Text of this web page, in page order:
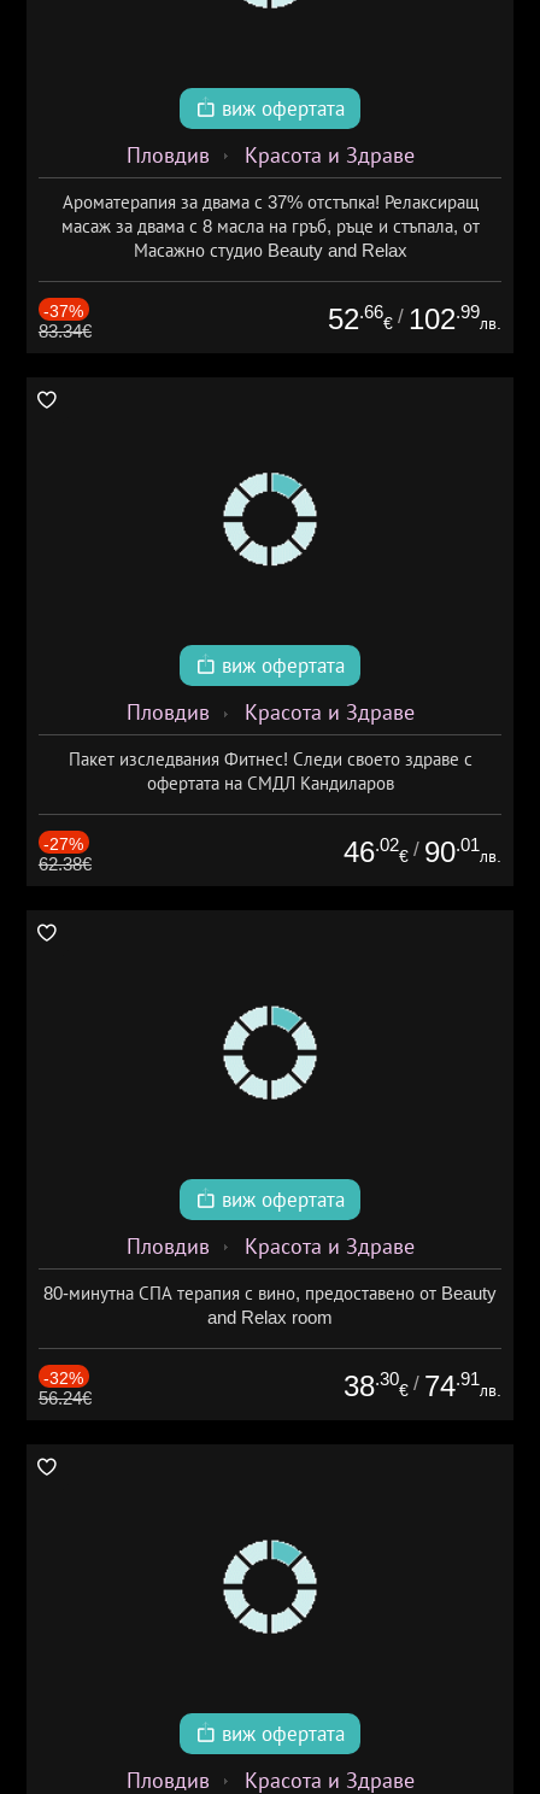
виж офертата
Пловдив Красота и Здраве
Ароматерапия за двама с 37% отстъпка! Релаксиращ
масаж за двама с 8 масла на гръб, ръце и стъпала, от
Масажно студио Beauty and Relax
-37%
83.34€ 52.66
€ / 102.99
лв.
виж офертата
Пловдив Красота и Здраве
Пакет изследвания Фитнес! Следи своето здраве с
офертата на СМДЛ Кандиларов
-27%
62.38€ 46.02
€ / 90.01
лв.
виж офертата
Пловдив Красота и Здраве
80-минутна СПА терапия с вино, предоставено от Beauty
and Relax room
-32%
56.24€ 38.30
€ / 74.91
лв.
виж офертата
Пловдив Красота и Здраве